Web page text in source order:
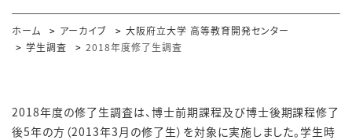
ホーム アーカイブ
大阪府立大学 高等教育開発センター
学生調査
2018年度修了生調査
2018年度の修了生調査は、博士前期課程及び博士後期課程修了
後5年の方（2013年3月の修了生）を対象に実施しました。学生時